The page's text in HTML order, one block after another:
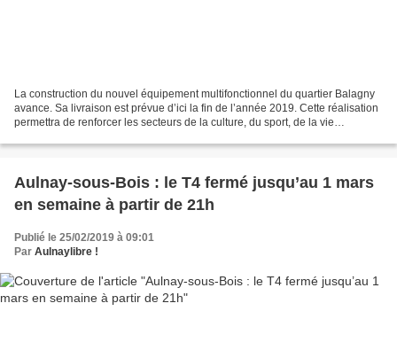
La construction du nouvel équipement multifonctionnel du quartier Balagny
avance. Sa livraison est prévue d’ici la fin de l’année 2019. Cette réalisation
permettra de renforcer les secteurs de la culture, du sport, de la vie
Aulnay-sous-Bois : le T4 fermé jusqu’au 1 mars
en semaine à partir de 21h
Publié le 25/02/2019 à 09:01
Par Aulnaylibre !